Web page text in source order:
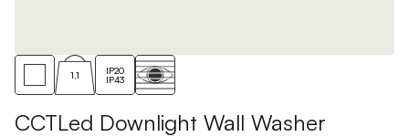
1,1
IP20
IP43
CCTLed Downlight Wall Washer